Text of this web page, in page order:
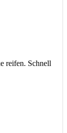
reifen. Schnell